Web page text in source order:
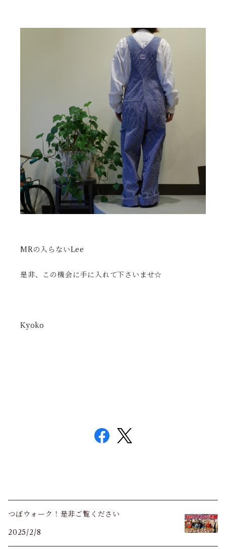
MRの入らないLee
是非、この機会に手に入れて下さいませ☆
Kyoko
つぼウォーク！是非ご覧ください
2025/2/8